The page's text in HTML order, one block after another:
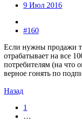
9 Июл 2016
#160
Если нужны продажи
отрабатывает на все
потребителям (на что
верное гонять по
Назад
1
…